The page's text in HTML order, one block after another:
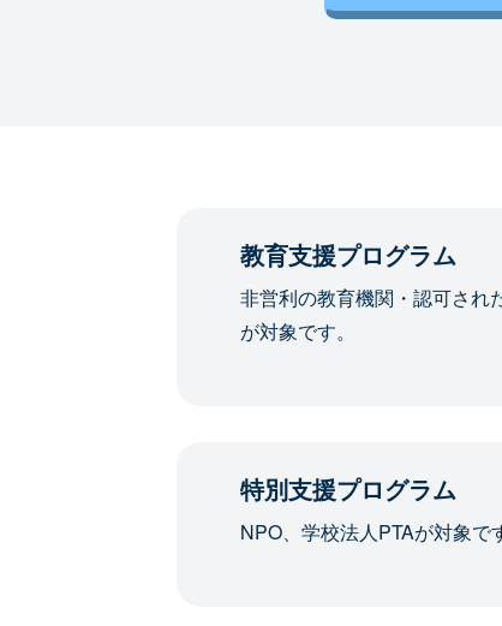
教育支援プログラム
非営利の教育機関・認可され
が対象です。
特別支援プログラム
NPO、学校法人PTAが対象で